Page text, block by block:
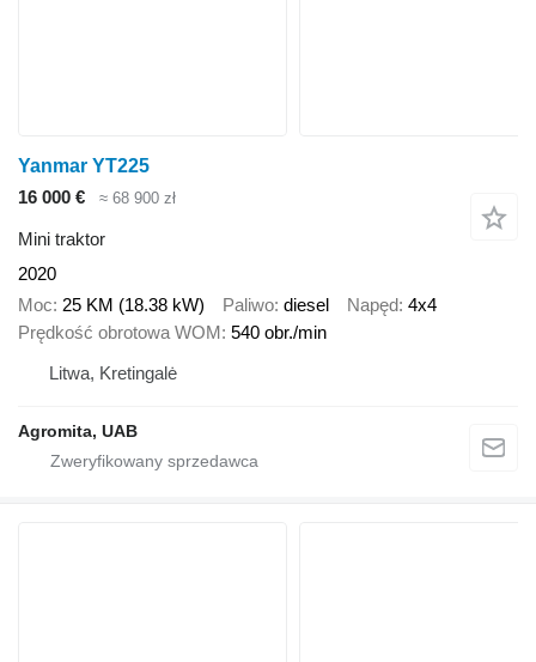
Yanmar YT225
16 000 €
≈ 68 900 zł
Mini traktor
2020
Moc 25 KM (18.38 kW) Paliwo diesel Napęd 4x4
Prędkość obrotowa WOM 540 obr./min
Litwa, Kretingalė
Agromita, UAB